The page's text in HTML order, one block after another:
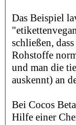
Das Beispiel
schließen,
Rohstoffe
und man die
auskennt) an
Bei Cocos
Hilfe einer